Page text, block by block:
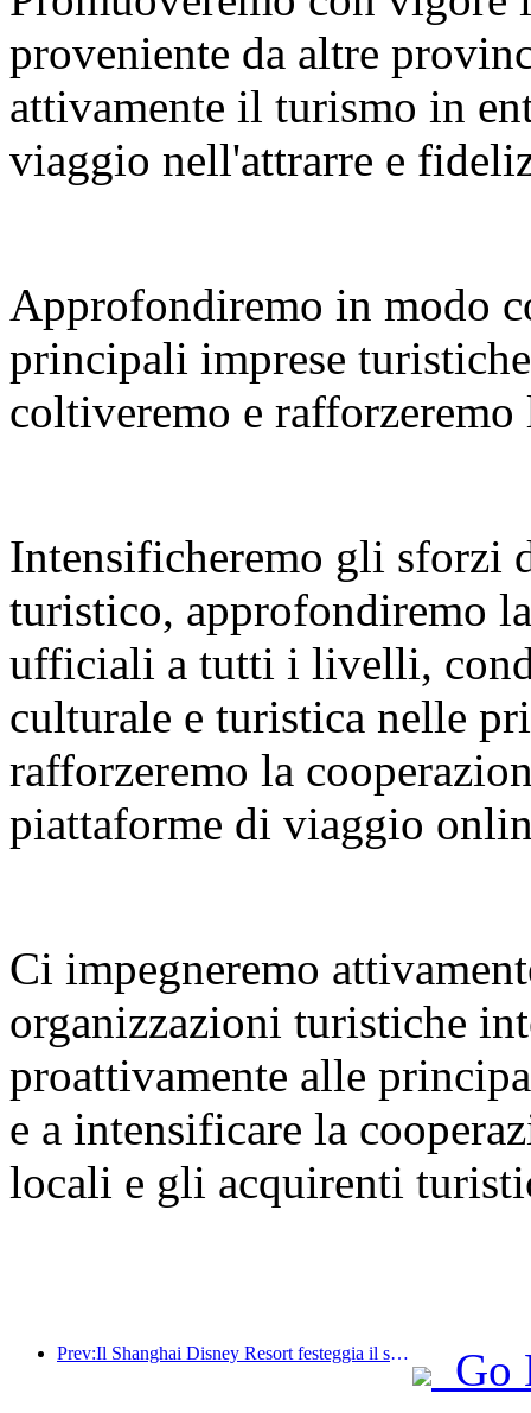
proveniente da altre
attivamente il turismo in
viaggio nell'attrarre e
Approfondiremo in modo
principali imprese
coltiveremo e
Intensificheremo gli sforzi
turistico, approfondiremo
ufficiali a tutti i livelli,
culturale e turistica nelle
rafforzeremo la
piattaforme di viaggio
Ci impegneremo
organizzazioni turistiche
proattivamente alle
e a intensificare la
locali e gli acquirenti
Prev:Il Shanghai Disney Resort festeggia il suo decimo anniversario, avendo accolto finora oltre 100 milioni di visitatori.
Go